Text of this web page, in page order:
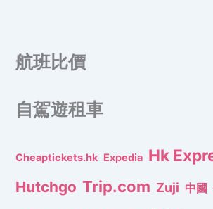
航班比價
自駕遊租車
Cheaptickets.hk Expedia Hk
Hutchgo Trip.com Zuji 中國